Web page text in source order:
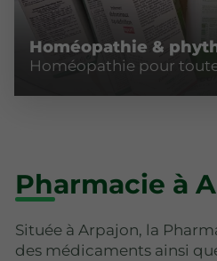
Homéopathie &
Homéopathie pour
Pharmacie à
Située à Arpajon, la
des médicaments ainsi